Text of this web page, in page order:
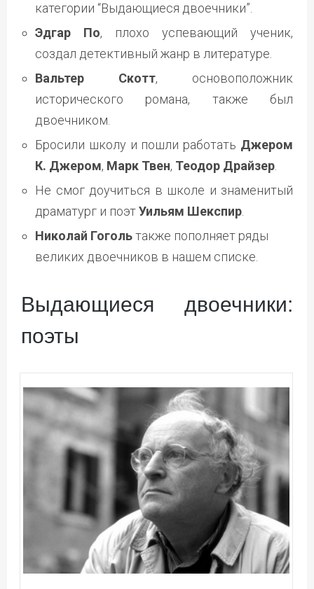
категории “Выдающиеся двоечники”.
Эдгар По, плохо успевающий ученик,
создал детективный жанр в литературе.
Вальтер Скотт, основоположник
исторического романа, также был
двоечником.
Бросили школу и пошли работать Джером
К. Джером, Марк Твен, Теодор Драйзер
Не смог доучиться в школе и знаменитый
драматург и поэтУильям Шекспир
Николай Гогольтакже пополняет ряды
великих двоечников в нашем списке.
Выдающиеся двоечники:
поэты